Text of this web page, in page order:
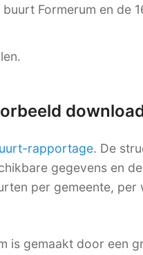
Formerum en de
rapportage. De
gegevens en
per gemeente, per
is gemaakt door een